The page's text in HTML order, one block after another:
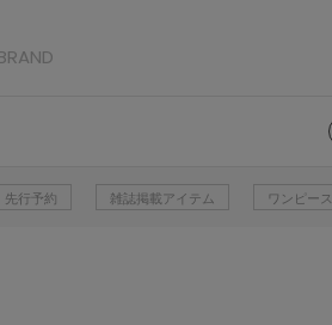
先行予約 雑誌掲載アイテム ワンピース